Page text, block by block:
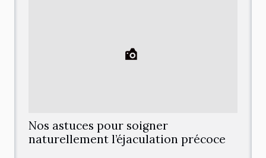
Nos astuces pour soigner
naturellement l’éjaculation précoce